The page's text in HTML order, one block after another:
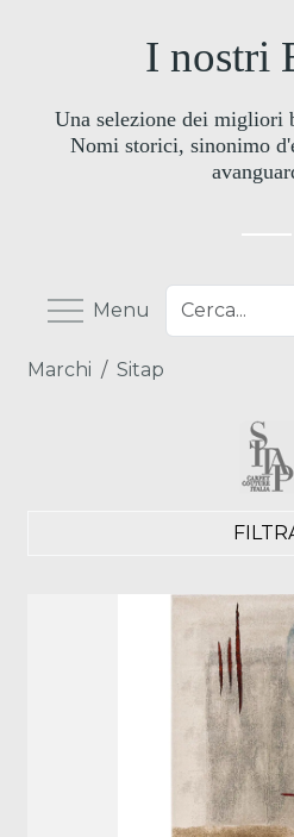
I nostri
Una selezione dei migliori
Nomi storici, sinonimo